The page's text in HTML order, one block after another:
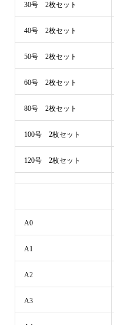
30号 2枚セット
40号 2枚セット
50号 2枚セット
60号 2枚セット
80号 2枚セット
100号 2枚セット
120号 2枚セット
A0
A1
A2
A3